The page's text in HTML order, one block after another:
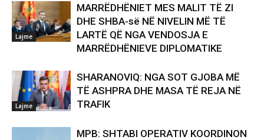
Lajme
MARRËDHËNIET MES MALIT TË ZI
DHE SHBA-së NË NIVELIN MË TË
LARTË QË NGA VENDOSJA E
MARRËDHËNIEVE DIPLOMATIKE
Lajme
SHARANOVIQ: NGA SOT GJOBA MË
TË ASHPRA DHE MASA TË REJA NË
TRAFIK
MPB: SHTABI OPERATIV KOORDINON